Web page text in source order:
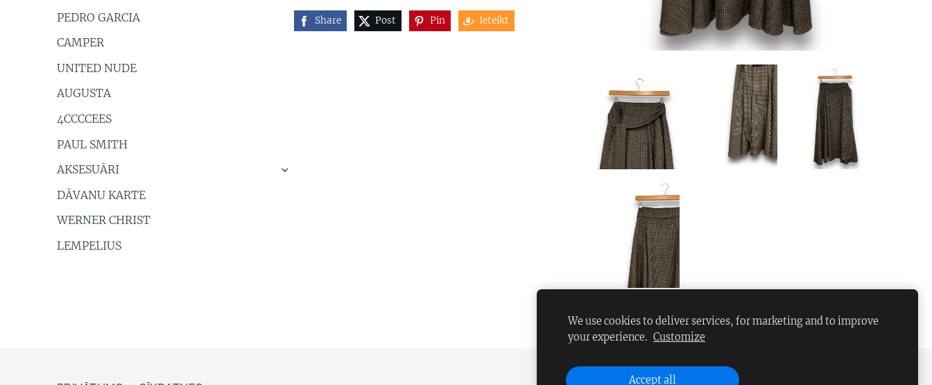
PEDRO GARCIA
CAMPER
UNITED NUDE
AUGUSTA
4CCCCEES
PAUL SMITH
AKSESUĀRI
›
DĀVANU KARTE
WERNER CHRIST
LEMPELIUS
Share Post Pin Ieteikt
We use cookies to deliver services, for marketing and to improve
your experience. Customize
Accept all